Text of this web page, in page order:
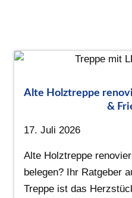
Alte Holztreppe
&
17. Juli 2026
Alte Holztreppe
belegen? Ihr Ratgeber
Treppe ist das